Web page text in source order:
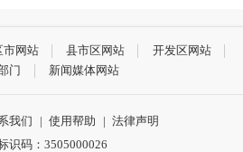
市网站 县市区网站
开发区网站
门
新闻媒体网站
我们 | 使用帮助 | 法律声明
识码：3505000026